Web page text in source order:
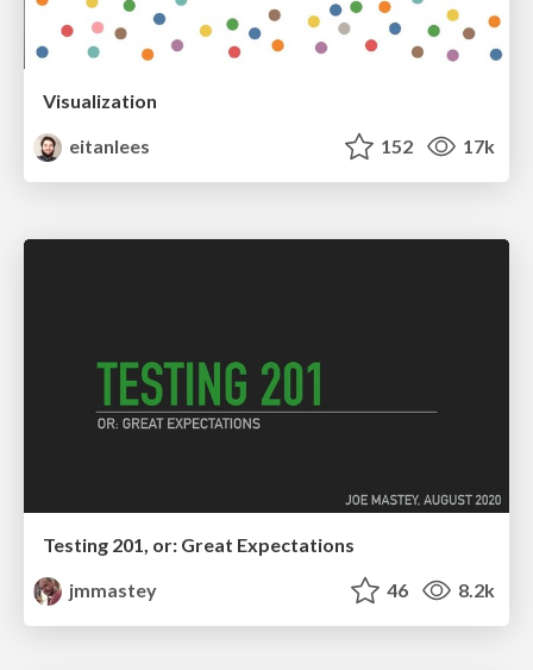
Visualization
eitanlees
152 17k
Testing 201, or: Great Expectations
jmmastey
46 8.2k